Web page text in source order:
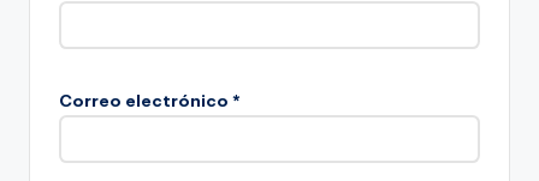
Correo electrónico *